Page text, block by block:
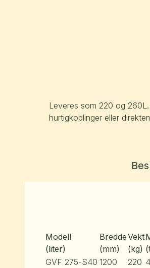
Leveres som 220 og
hurtigkoblinger eller
Modell
(liter)
Bredde
(mm)
Vekt
(kg)
GVF 275-S40 1200 220